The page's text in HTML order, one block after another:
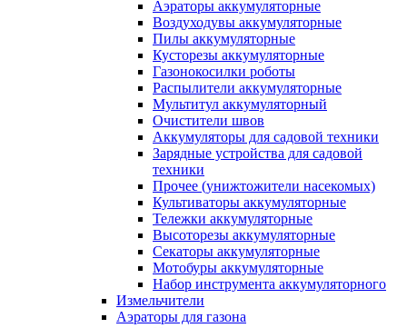
Аэраторы аккумуляторные
Воздуходувы аккумуляторные
Пилы аккумуляторные
Кусторезы аккумуляторные
Газонокосилки роботы
Распылители аккумуляторные
Мультитул аккумуляторный
Очистители швов
Аккумуляторы для садовой техники
Зарядные устройства для садовой
техники
Прочее (унижтожители насекомых)
Культиваторы аккумуляторные
Тележки аккумуляторные
Высоторезы аккумуляторные
Секаторы аккумуляторные
Мотобуры аккумуляторные
Набор инструмента аккумуляторного
Измельчители
Аэраторы для газона